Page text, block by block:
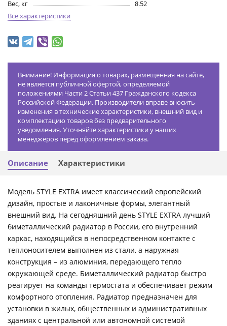
Вес, кг
8.52
Все характеристики
Внимание! Информация о товарах, размещенная на сайте,
не является публичной офертой, определяемой
положениями Части 2 Статьи 437 Гражданского кодекса
Российской Федерации. Производители вправе вносить
изменения в технические характеристики, внешний вид и
комплектацию товаров без предварительного
уведомления. Уточняйте характеристики у наших
менеджеров перед оформлением заказа.
Описание Характеристики
Модель STYLE EXTRA имеет классический европейский
дизайн, простые и лаконичные формы, элегантный
внешний вид. На сегодняшний день STYLE EXTRA лучший
биметаллический радиатор в России, его внутренний
каркас, находящийся в непосредственном контакте с
теплоносителем выполнен из стали, а наружная
конструкция – из алюминия, передающего тепло
окружающей среде. Биметаллический радиатор быстро
реагирует на команды термостата и обеспечивает режим
комфортного отопления. Радиатор предназначен для
установки в жилых, общественных и административных
зданиях с центральной или автономной системой